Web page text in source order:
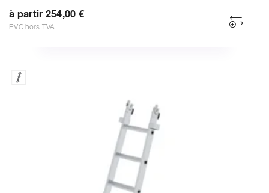
à partir 254,00 €
PVC hors TVA